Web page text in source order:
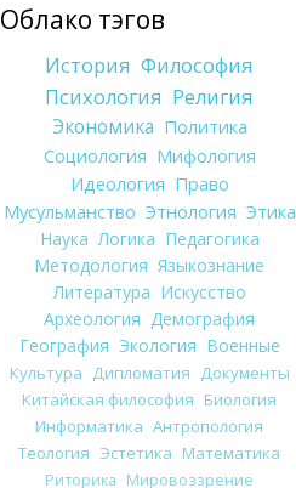
Облако тэгов
История Философия
Психология Религия
Экономика Политика
Социология Мифология
Идеология Право
Мусульманство Этнология Этика
Наука Логика Педагогика
Методология Языкознание
Литература Искусство
Археология Демография
География Экология Военные
Культура Дипломатия Документы
Китайская философия Биология
Информатика Антропология
Теология Эстетика Математика
Риторика Мировоззрение